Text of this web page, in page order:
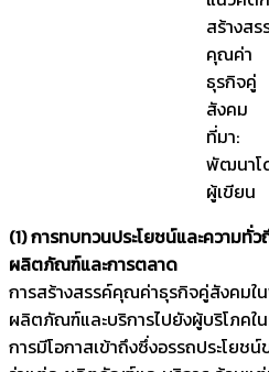
สร้างสร
คุณค่า
ธุรกิจคู่
สังคม
ที่มา:
พัฒนาโ
ผู้เขียน
(1) การทบทวนประโยชน์และความทั่
ผลิตภัณฑ์และการตลาด
การสร้างสรรค์คุณค่าธุรกิจคู่สังคมใ
ผลิตภัณฑ์และบริการไปยังผู้บริโภคใ
การมีโอกาสเข้าถึงซึ่งอรรถประโยช